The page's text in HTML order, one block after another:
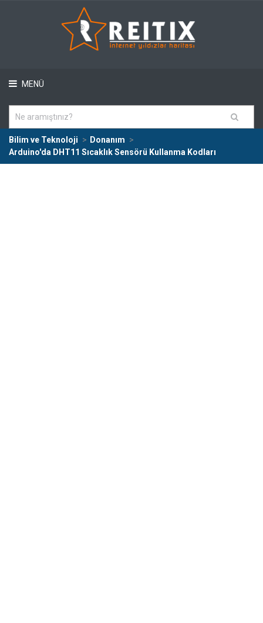
MENÜ
Bilim ve Teknoloji
Donanım
Arduino'da DHT11 Sıcaklık Sensörü Kullanma Kodları